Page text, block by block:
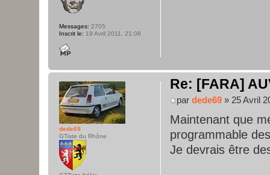
Messages: 2705
Inscrit le: 19 Avril 2011, 21:08
Re: [FARA]
par dede69 » 25 Avril
Maintenant que
programmable
Je devrais être
dede69
GTiste du Rhône